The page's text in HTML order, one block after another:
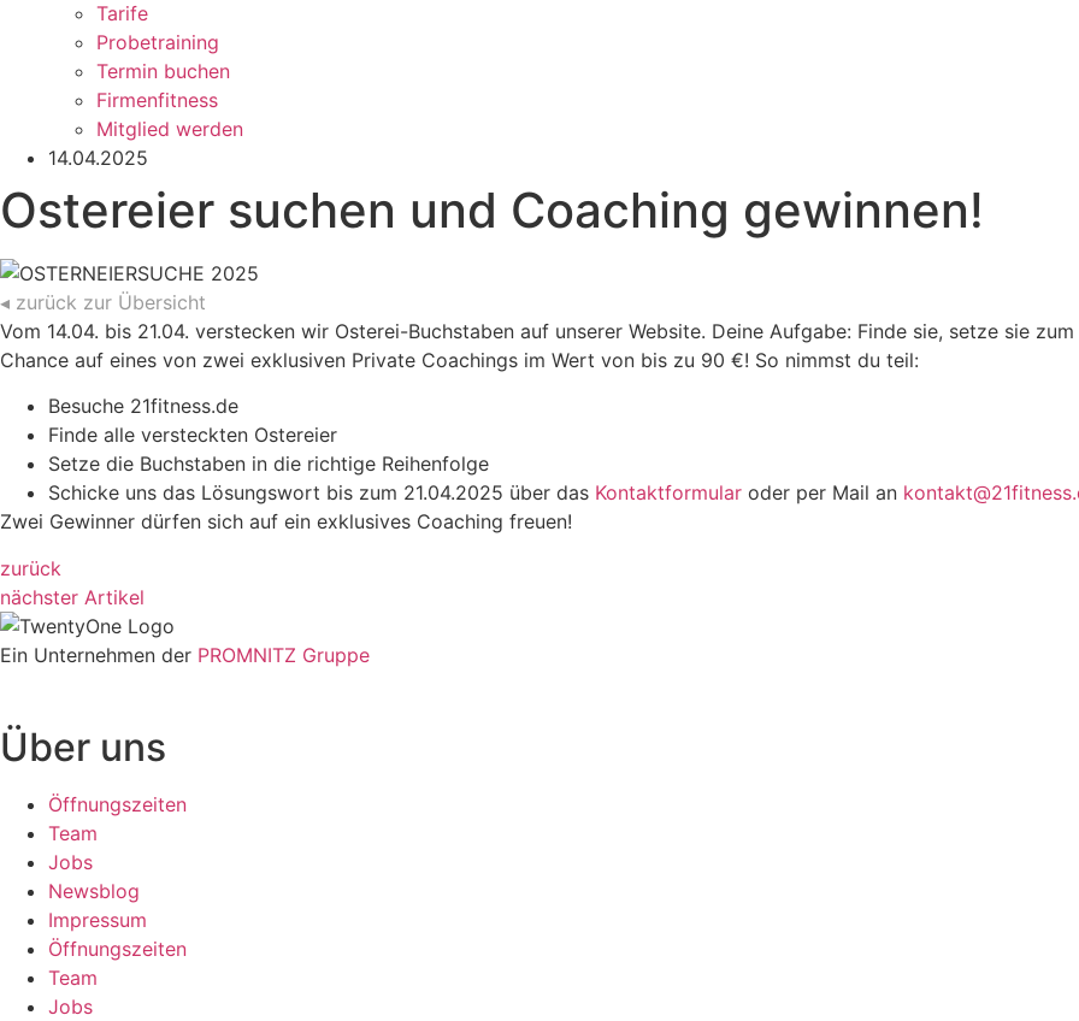
Tarife
Probetraining
Termin buchen
Firmenfitness
Mitglied werden
14.04.2025
Ostereier suchen und Coaching gewinnen!
◂ zurück zur Übersicht
Vom 14.04. bis 21.04. verstecken wir Osterei-Buchstaben auf unserer Website. Deine Aufgabe: Finde sie, setze sie
Chance auf eines von zwei exklusiven Private Coachings im Wert von bis zu 90 €! So nimmst du teil:
Besuche 21fitness.de
Finde alle versteckten Ostereier
Setze die Buchstaben in die richtige Reihenfolge
Schicke uns das Lösungswort bis zum 21.04.2025 über das Kontaktformular oder per Mail an
Zwei Gewinner dürfen sich auf ein exklusives Coaching freuen!
zurück
nächster Artikel
Ein Unternehmen der PROMNITZ Gruppe
Über uns
Öffnungszeiten
Team
Jobs
Newsblog
Impressum
Öffnungszeiten
Team
Jobs